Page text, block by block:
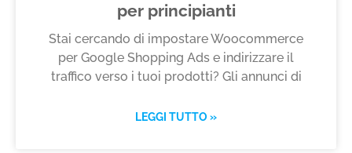
per principianti
Stai cercando di impostare Woocommerce
per Google Shopping Ads e indirizzare il
traffico verso i tuoi prodotti? Gli annunci di
LEGGI TUTTO »